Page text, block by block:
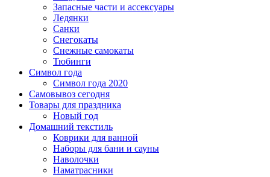
Запасные части и ассексуары
Ледянки
Санки
Снегокаты
Снежные самокаты
Тюбинги
Символ года
Символ года 2020
Самовывоз сегодня
Товары для праздника
Новый год
Домашний текстиль
Коврики для ванной
Наборы для бани и сауны
Наволочки
Наматрасники